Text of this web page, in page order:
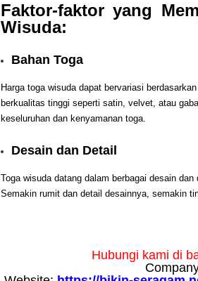
Faktor-faktor yang
Wisuda:
Bahan Toga
Harga toga wisuda dapat bervariasi
berkualitas tinggi seperti satin, velvet, atau
keseluruhan dan kenyamanan toga.
Desain dan Detail
Toga wisuda datang dalam berbagai desain
Semakin rumit dan detail desainnya, semakin
Hubungi kami di